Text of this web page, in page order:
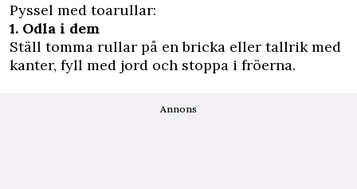
Pyssel med toarullar:
1. Odla i dem
Ställ tomma rullar på en bricka eller tallrik med
kanter, fyll med jord och stoppa i fröerna.
Annons